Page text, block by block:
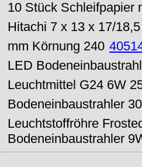
10 Stück Schleifpapier
Hitachi 7 x 13 x 17/
mm Körnung 240
LED
Leuchtmittel G24 6W
Bodeneinbaustrahler
Leuchtstoffröhre
Bodeneinbaustrahler